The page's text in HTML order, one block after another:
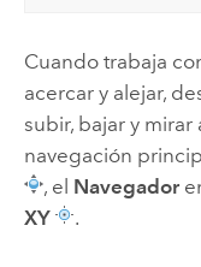
Cuando trabaja
acercar y alejar,
subir, bajar y
navegación
, el Navegador
XY
.